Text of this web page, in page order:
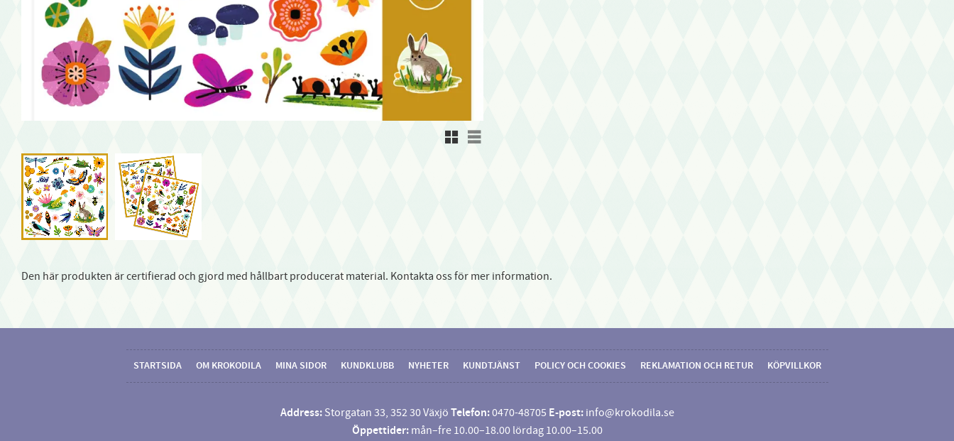
Rutnätsvy
Listvy
Den här produkten är certifierad och gjord med hållbart producerat material. Kontakta oss för mer information.
STARTSIDA OM KROKODILA MINA SIDOR KUNDKLUBB NYHETER KUNDTJÄNST POLICY OCH COOKIES REKLAMATION OCH RETUR KÖPVILLKOR
Address:Storgatan 33, 352 30 Växjö Telefon:0470-48705 E-post: info@krokodila.se
Öppettider:mån–fre 10.00–18.00 lördag 10.00–15.00